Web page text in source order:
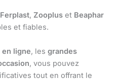
Ferplast, Zooplus et Beaphar
et fiables.
en ligne, les grandes
, vous pouvez
tout en offrant le